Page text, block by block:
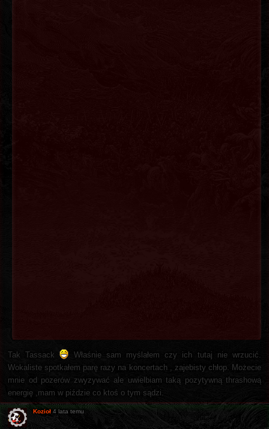
Tak Tassack
Właśnie sam myślałem czy ich tutaj nie wrzucić.
Wokaliste spotkałem parę razy na koncertach , zajebisty chłop. Możecie
mnie od pozerów zwyzywać ale uwielbiam taką pozytywną thrashową
energię ,mam w piździe co ktoś o tym sądzi.
Kozioł 4 lata temu